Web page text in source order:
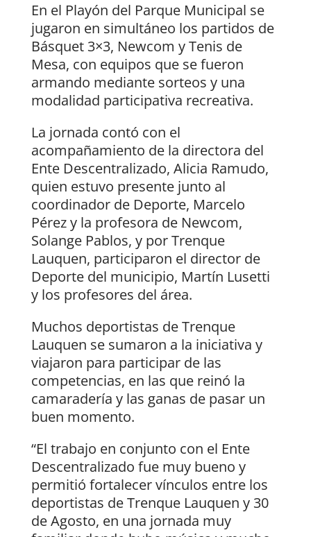
En el Playón del Parque Municipal se
jugaron en simultáneo los partidos de
Básquet 3×3, Newcom y Tenis de
Mesa, con equipos que se fueron
armando mediante sorteos y una
modalidad participativa recreativa.
La jornada contó con el
acompañamiento de la directora del
Ente Descentralizado, Alicia Ramudo,
quien estuvo presente junto al
coordinador de Deporte, Marcelo
Pérez y la profesora de Newcom,
Solange Pablos, y por Trenque
Lauquen, participaron el director de
Deporte del municipio, Martín Lusetti
y los profesores del área.
Muchos deportistas de Trenque
Lauquen se sumaron a la iniciativa y
viajaron para participar de las
competencias, en las que reinó la
camaradería y las ganas de pasar un
buen momento.
“El trabajo en conjunto con el Ente
Descentralizado fue muy bueno y
permitió fortalecer vínculos entre los
deportistas de Trenque Lauquen y 30
de Agosto, en una jornada muy